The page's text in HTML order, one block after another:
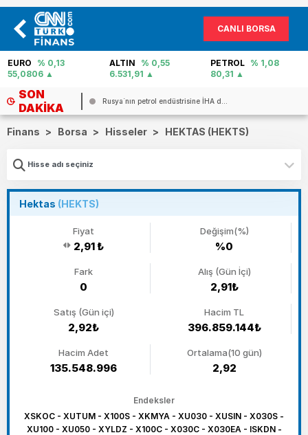
CANLI BORSA
EURO
% 0,13
55,0806
ALTIN
% 0,55
6.531,91
PETROL % 1,08
80,31
SON
DAKIKA
Rusya`nın petrol endüstrisine İHA d...
Finans > Borsa > Hisseler > HEKTAS (HEKTS)
Hektas (HEKTS)
Fiyat
2,91 ₺
Değişim(%)
%0
Fark
0
Alış (Gün İçi)
2,91₺
Satış (Gün içi)
2,92₺
Hacim TL
396.859.144₺
Hacim Adet
135.548.996
Ortalama(10 gün)
2,92
Endeksler
XSKOC - XUTUM - X100S - XKMYA - XU030 - XUSIN - X030S -
XU100 - XU050 - XYLDZ - X100C - X030C - X030EA - ISKDN -